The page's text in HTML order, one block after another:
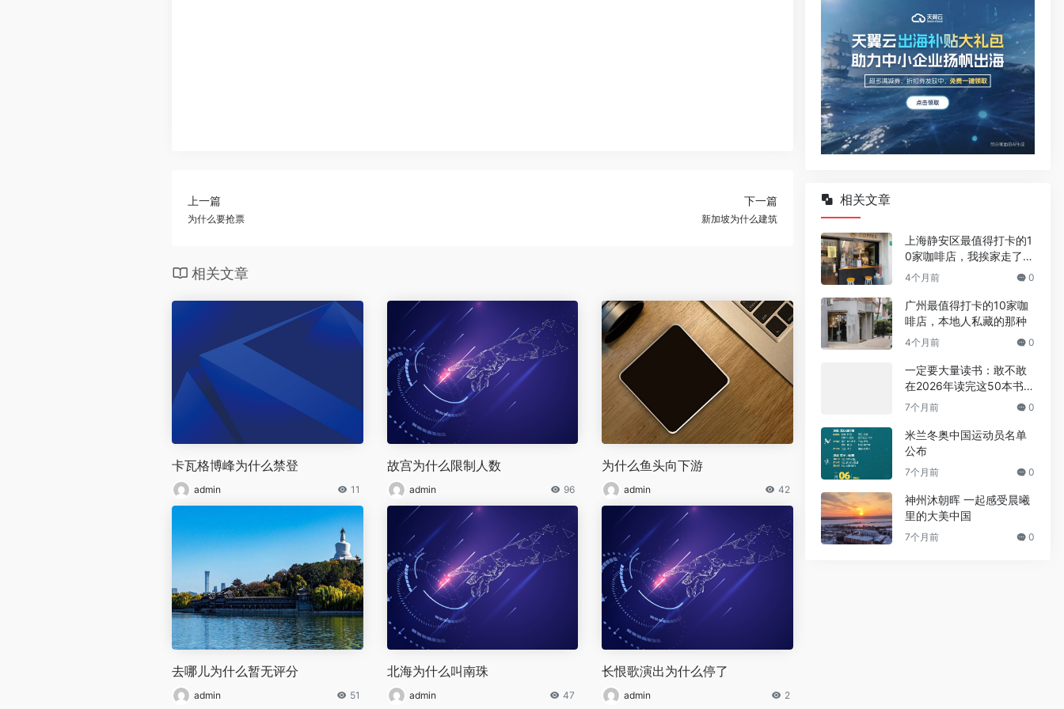
上一篇
为什么要抢票
下一篇
新加坡为什么建筑
相关文章
卡瓦格博峰为什么禁登
admin 11
故宫为什么限制人数
admin 96
为什么鱼头向下游
admin 42
去哪儿为什么暂无评分
admin 51
北海为什么叫南珠
admin 47
长恨歌演出为什么停了
admin 2
相关文章
上海静安区最值得打卡的1
0家咖啡店，我挨家走了一
遍
4个月前 0
广州最值得打卡的10家咖
啡店，本地人私藏的那种
4个月前 0
一定要大量读书：敢不敢
在2026年读完这50本书
（附2026年书单）
7个月前 0
米兰冬奥中国运动员名单
公布
7个月前 0
神州沐朝晖 一起感受晨曦
里的大美中国
7个月前 0